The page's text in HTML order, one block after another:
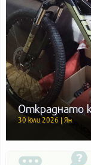
Откраднато
30 юли 2026 | Ян